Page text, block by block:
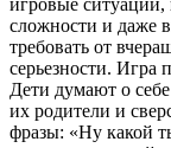
сложности и даже
требовать от
серьезности. Игра
Дети думают о
их родители и
фразы: «Ну какой